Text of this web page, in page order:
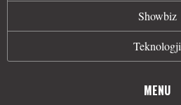
Showbiz
Teknologji
MENU